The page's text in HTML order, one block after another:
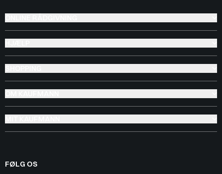
FØLG OS